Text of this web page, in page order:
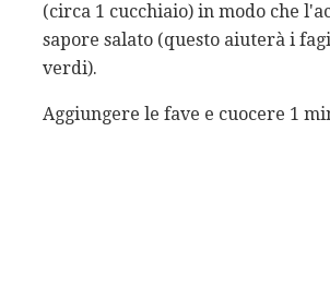
(circa 1 cucchiaio) in modo che
sapore salato (questo aiuterà i
verdi).
Aggiungere le fave e cuocere 1